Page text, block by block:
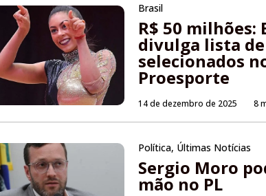
Brasil
R$ 50 milhões:
divulga lista
selecionados
Proesporte
14 de dezembro de 2025 8
Política, Últimas Notícias
Sergio Moro
mão no PL